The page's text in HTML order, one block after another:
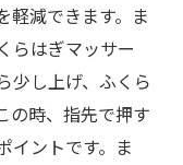
軽減できます。ま
らはぎマッサー
少し上げ、ふくら
の時、指先で押す
イントです。ま